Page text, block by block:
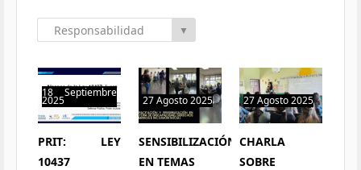
Responsabilidad
▼
18 Septiembre
2025
0 hit
PRIT: LEY
10437
27 Agosto 2025
0 hit
SENSIBILIZACIÓN
EN TEMAS
27 Agosto 2025
1 hit
CHARLA
SOBRE